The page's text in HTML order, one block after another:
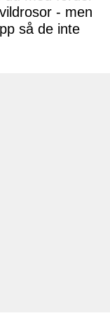
- men
så de inte